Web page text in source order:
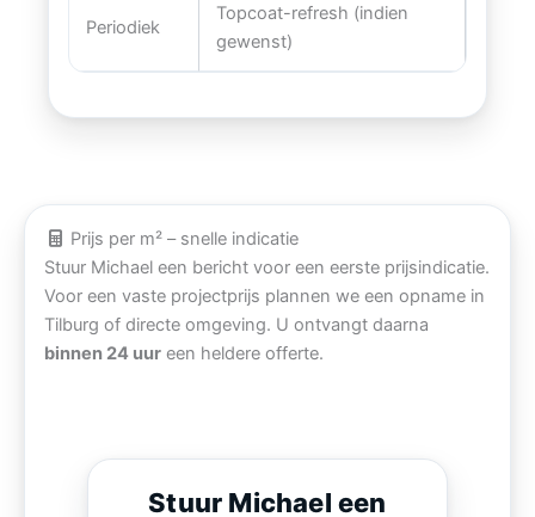
Periodiek
Topcoat-refresh (indien
gewenst)
Prijs per m² – snelle indicatie
Stuur Michael een bericht voor een eerste prijsindicatie.
Voor een vaste projectprijs plannen we een opname in
Tilburg of directe omgeving. U ontvangt daarna
binnen 24 uur een heldere offerte.
Stuur Michael een